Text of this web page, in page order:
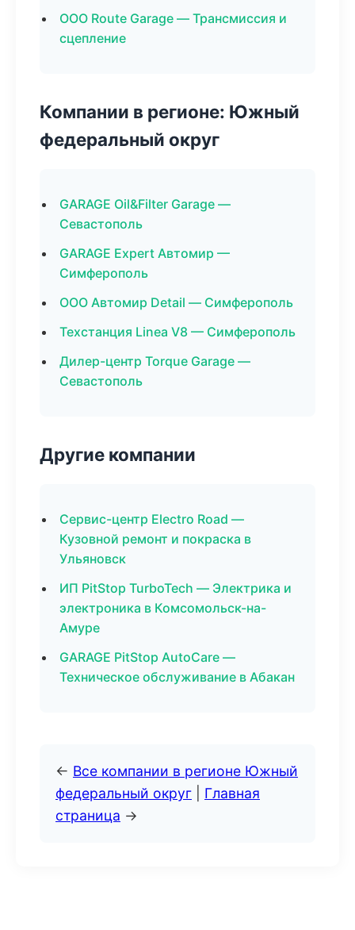
ООО Route Garage — Трансмиссия и
сцепление
Компании в регионе: Южный
федеральный округ
GARAGE Oil&Filter Garage —
Севастополь
GARAGE Expert Автомир —
Симферополь
ООО Автомир Detail — Симферополь
Техстанция Linea V8 — Симферополь
Дилер-центр Torque Garage —
Севастополь
Другие компании
Сервис-центр Electro Road —
Кузовной ремонт и покраска в
Ульяновск
ИП PitStop TurboTech — Электрика и
электроника в Комсомольск-на-
Амуре
GARAGE PitStop AutoCare —
Техническое обслуживание в Абакан
← Все компании в регионе Южный
федеральный округ
Главная
страница →